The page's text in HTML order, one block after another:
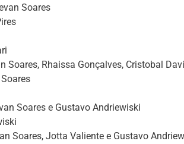
Soares
Soares, Rhaissa Gonçalves, Cristobal
Soares e Gustavo Andriewiski
Soares, Jotta Valiente e Gustavo